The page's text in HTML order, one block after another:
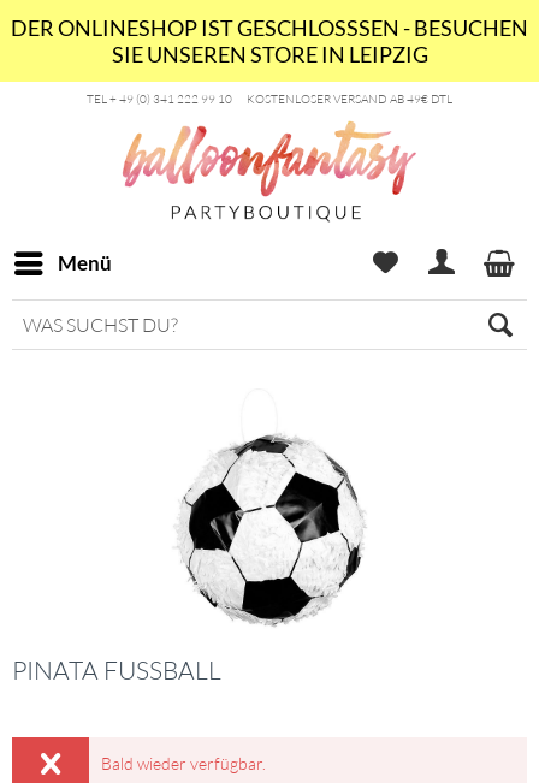
DER ONLINESHOP IST GESCHLOSSSEN - BESUCHEN
SIE UNSEREN STORE IN LEIPZIG
TEL + 49 (0) 341 222 99 10 KOSTENLOSER VERSAND AB 49€ DTL
Menü
PINATA FUSSBALL
Bald wieder verfügbar.